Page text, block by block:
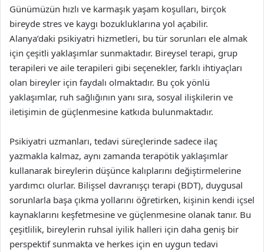
Günümüzün hızlı ve karmaşık yaşam koşulları, birçok
bireyde stres ve kaygı bozukluklarına yol açabilir.
Alanya’daki psikiyatri hizmetleri, bu tür sorunları ele almak
için çeşitli yaklaşımlar sunmaktadır. Bireysel terapi, grup
terapileri ve aile terapileri gibi seçenekler, farklı ihtiyaçları
olan bireyler için faydalı olmaktadır. Bu çok yönlü
yaklaşımlar, ruh sağlığının yanı sıra, sosyal ilişkilerin ve
iletişimin de güçlenmesine katkıda bulunmaktadır.
Psikiyatri uzmanları, tedavi süreçlerinde sadece ilaç
yazmakla kalmaz, aynı zamanda terapötik yaklaşımlar
kullanarak bireylerin düşünce kalıplarını değiştirmelerine
yardımcı olurlar. Bilişsel davranışçı terapi (BDT), duygusal
sorunlarla başa çıkma yollarını öğretirken, kişinin kendi içsel
kaynaklarını keşfetmesine ve güçlenmesine olanak tanır. Bu
çeşitlilik, bireylerin ruhsal iyilik halleri için daha geniş bir
perspektif sunmakta ve herkes için en uygun tedavi